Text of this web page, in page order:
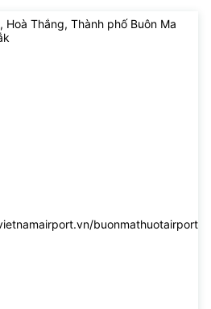
Hoà Thắng, Thành phố Buôn Ma
buonmathuotairport/